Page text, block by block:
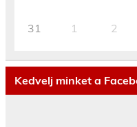
31 1 2
Kedvelj minket a